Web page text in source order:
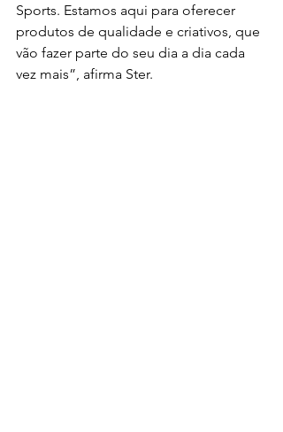
Sports. Estamos aqui para oferecer
produtos de qualidade e criativos, que
vão fazer parte do seu dia a dia cada
vez mais”, afirma Ster.